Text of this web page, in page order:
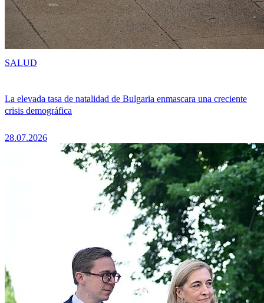
La elevada tasa de natalidad de Bulgaria enmascara una creciente
crisis demográfica
28.07.2026
SALUD